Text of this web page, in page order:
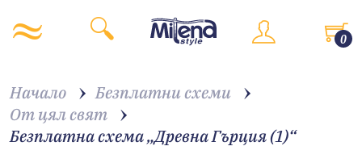
0
Начало
Безплатни схеми
От цял свят
Безплатна схема „Древна Гърция (1)“